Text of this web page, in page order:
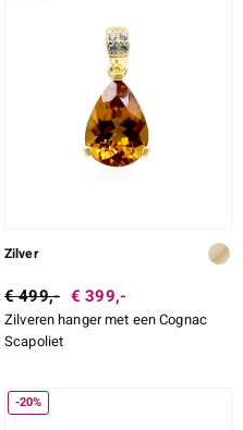
Zilver
€ 499,- € 399,-
Zilveren hanger met een Cognac
Scapoliet
-20%